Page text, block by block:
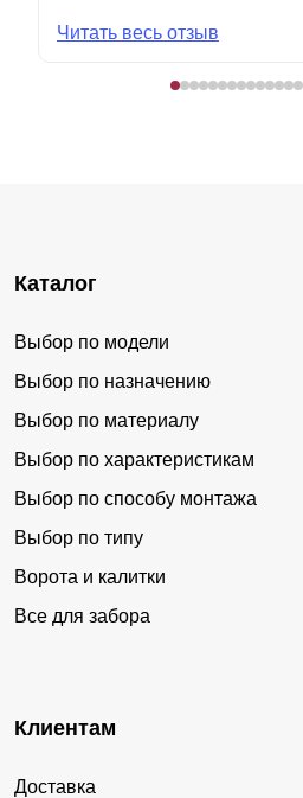
Читать весь отзыв
Каталог
Выбор по модели
Выбор по назначению
Выбор по материалу
Выбор по характеристикам
Выбор по способу монтажа
Выбор по типу
Ворота и калитки
Все для забора
Клиентам
Доставка